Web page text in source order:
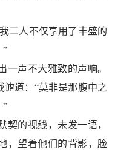
二人不仅享用了丰盛的
声不大雅致的声响。
道：“莫非是那腹中之
的视线，未发一语，
，望着他们的背影，脸